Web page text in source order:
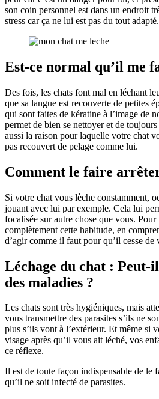
son coin personnel est dans un endroit
stress car ça ne lui est pas du tout adapté.
Est-ce normal qu’il me
Des fois, les chats font mal en léchant
que sa langue est recouverte de petites
qui sont faites de kératine à l’image de
permet de bien se nettoyer et de
aussi la raison pour laquelle votre chat
pas recouvert de pelage comme lui.
Comment le faire
Si votre chat vous lèche constamment,
jouant avec lui par exemple. Cela lui
focalisée sur autre chose que vous.
complètement cette habitude, en
d’agir comme il faut pour qu’il cesse de
Léchage du chat : Peut-
des maladies ?
Les chats sont très hygiéniques, mais
vous transmettre des parasites s’ils ne
plus s’ils vont à l’extérieur. Et même si
visage après qu’il vous ait léché, vos
ce réflexe.
Il est de toute façon indispensable de le
qu’il ne soit infecté de parasites.